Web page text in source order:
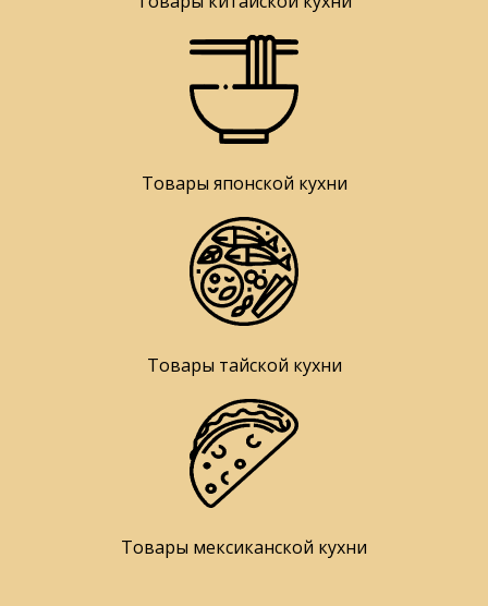
Товары японской кухни
Товары тайской кухни
Товары мексиканской кухни